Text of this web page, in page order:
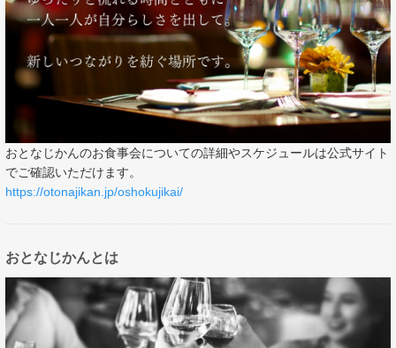
おとなじかんのお食事会についての詳細やスケジュールは公式サイト
でご確認いただけます。
https://otonajikan.jp/oshokujikai/
おとなじかんとは